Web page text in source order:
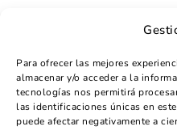
Para ofrecer las mejores
almacenar y/o acceder a la
tecnologías nos permitirá
las identificaciones únicas en
puede afectar negativamente a